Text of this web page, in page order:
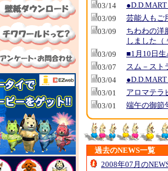
03/14
03/09
芸能人もご
03/09
ちわわの洋
しました（
03/09
■1月10日
03/07
スム－スト
03/04
03/01
アロマテラ
03/01
端午の御
過去のNEWS一覧
2008年07月の